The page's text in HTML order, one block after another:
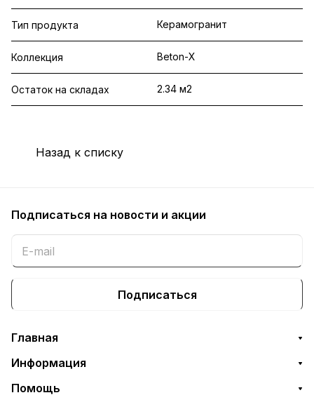
Тип продукта Керамогранит
Коллекция Beton-X
Остаток на складах 2.34 м2
Назад к списку
Подписаться на новости и акции
Подписаться
Главная
Информация
Помощь